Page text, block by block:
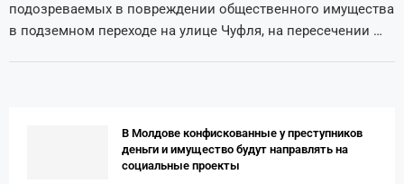
подозреваемых в повреждении общественного имущества
в подземном переходе на улице Чуфля, на пересечении …
В Молдове конфискованные у преступников
деньги и имущество будут направлять на
социальные проекты